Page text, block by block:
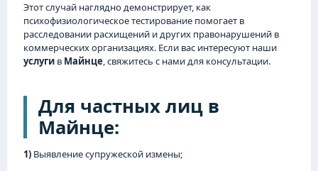
Этот случай наглядно демонстрирует, как
психофизиологическое тестирование помогает в
расследовании расхищений и других правонарушений в
коммерческих организациях. Если вас интересуют наши
услуги в Майнце, свяжитесь с нами для консультации.
Для частных лиц в
Майнце:
1) Выявление супружеской измены;